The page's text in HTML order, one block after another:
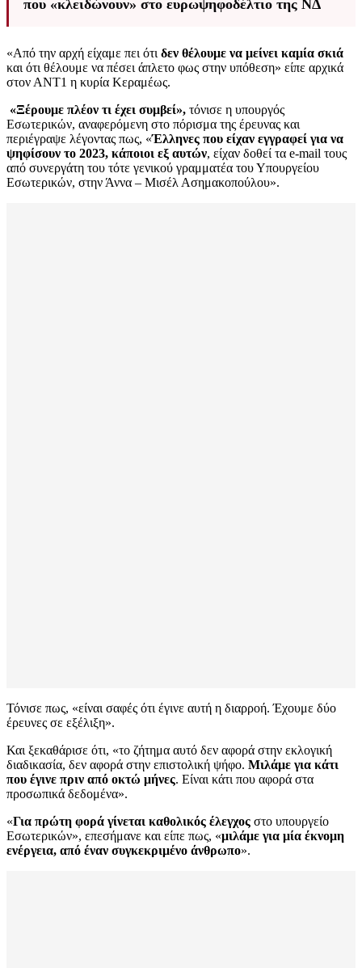
που «κλειδώνουν» στο ευρωψηφοδέλτιο της ΝΔ
«Από την αρχή είχαμε πει ότι δεν θέλουμε να μείνει καμία σκιά
και ότι θέλουμε να πέσει άπλετο φως στην υπόθεση» είπε αρχικά
στον ΑΝΤ1 η κυρία Κεραμέως.
«Ξέρουμε πλέον τι έχει συμβεί», τόνισε η υπουργός
Εσωτερικών, αναφερόμενη στο πόρισμα της έρευνας και
περιέγραψε λέγοντας πως, «Έλληνες που είχαν εγγραφεί για να
ψηφίσουν το 2023, κάποιοι εξ αυτών, είχαν δοθεί τα e-mail τους
από συνεργάτη του τότε γενικού γραμματέα του Υπουργείου
Εσωτερικών, στην Άννα – Μισέλ Ασημακοπούλου».
Τόνισε πως, «είναι σαφές ότι έγινε αυτή η διαρροή. Έχουμε δύο
έρευνες σε εξέλιξη».
Και ξεκαθάρισε ότι, «το ζήτημα αυτό δεν αφορά στην εκλογική
διαδικασία, δεν αφορά στην επιστολική ψήφο. Μιλάμε για κάτι
που έγινε πριν από οκτώ μήνες. Είναι κάτι που αφορά στα
προσωπικά δεδομένα».
«Για πρώτη φορά γίνεται καθολικός έλεγχος στο υπουργείο
Εσωτερικών», επεσήμανε και είπε πως, «μιλάμε για μία έκνομη
ενέργεια, από έναν συγκεκριμένο άνθρωπο».